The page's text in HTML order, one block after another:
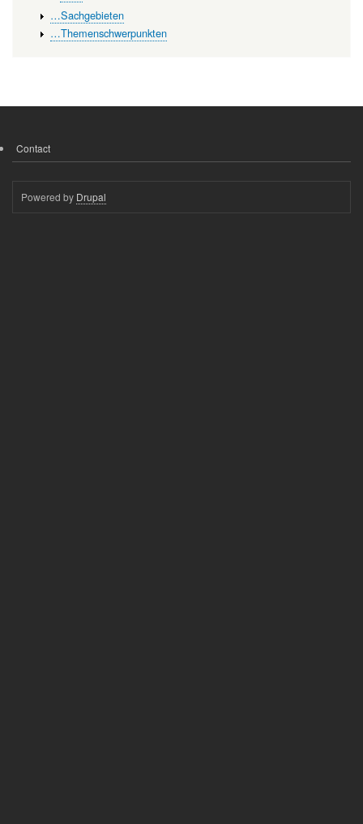
…Sachgebieten
…Themenschwerpunkten
FOOTER
Contact
Powered by Drupal